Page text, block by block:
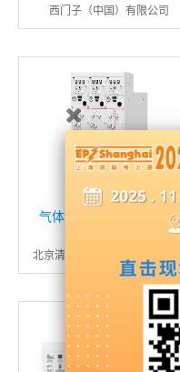
西门子（中国）有限公司
气体绝缘环网柜（环保气
北京清畅电力技术股份有限公司